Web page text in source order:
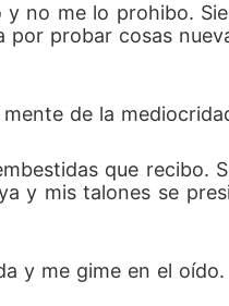
no me lo prohibo.
probar cosas
de la
que recibo.
y mis talones se
y me gime en el oído.